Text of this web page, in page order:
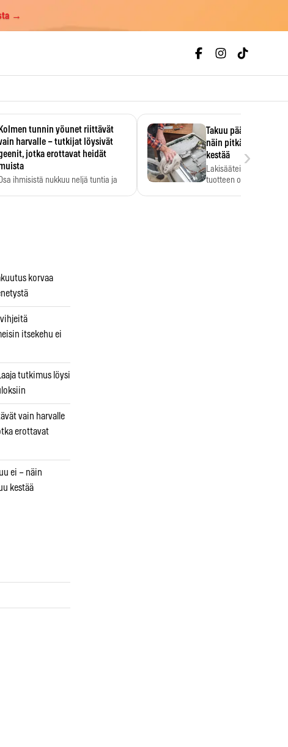
→
Kolmen tunnin yöunet riittävät
harvalle – tutkijat löysivät
jotka erottavat heidät
ihmisistä nukkuu neljä tuntia ja
Takuu päättyi,
näin pitkään
kestää
Lakisääteinen
tuotteen oletetun
›
korvaa
itsekehu ei
tutkimus löysi
vain harvalle
erottavat
ei – näin
kestää